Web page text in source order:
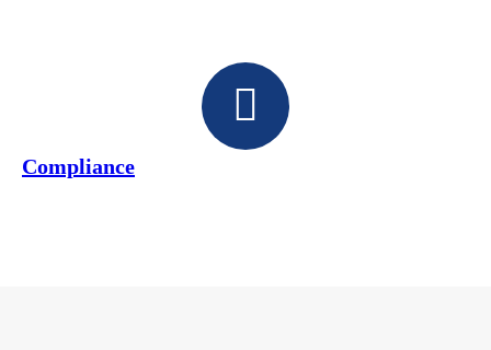
Compliance